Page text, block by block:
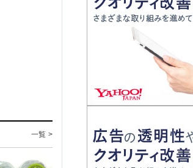
一覧 >